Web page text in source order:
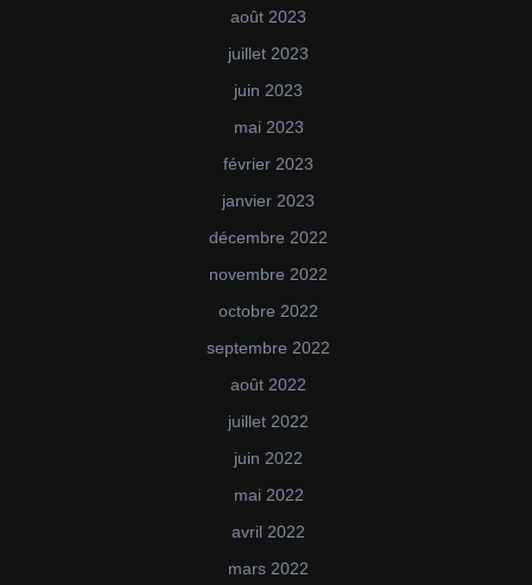
août 2023
juillet 2023
juin 2023
mai 2023
février 2023
janvier 2023
décembre 2022
novembre 2022
octobre 2022
septembre 2022
août 2022
juillet 2022
juin 2022
mai 2022
avril 2022
mars 2022